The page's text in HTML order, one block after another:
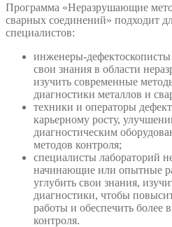
Программа «Неразрушающие
сварных соединений» подходит
специалистов:
инженеры-
свои знания в области
изучить современные
диагностики металлов и
техники и операторы
карьерному росту,
диагностическим
методов контроля;
специалисты лабораторий
начинающие или опытные
углубить свои знания,
диагностики, чтобы
работы и обеспечить более
контроля.